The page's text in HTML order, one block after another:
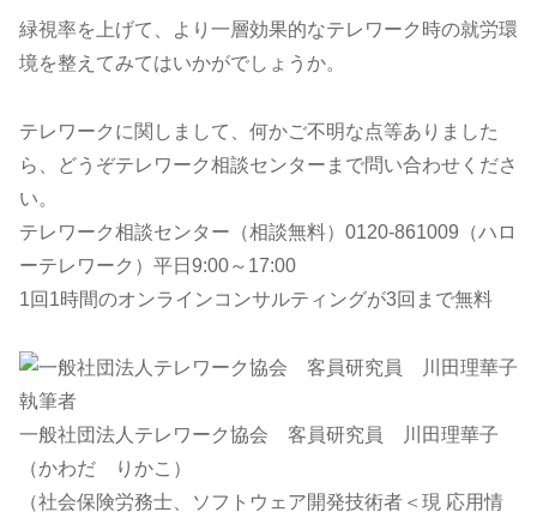
緑視率を上げて、より一層効果的なテレワーク時の就労環
境を整えてみてはいかがでしょうか。
テレワークに関しまして、何かご不明な点等ありました
ら、どうぞテレワーク相談センターまで問い合わせくださ
い。
テレワーク相談センター（相談無料）0120-861009（ハロ
ーテレワーク）平日9:00～17:00
1回1時間のオンラインコンサルティングが3回まで無料
執筆者
一般社団法人テレワーク協会 客員研究員 川田理華子
（かわだ りかこ）
（社会保険労務士、ソフトウェア開発技術者＜現 応用情